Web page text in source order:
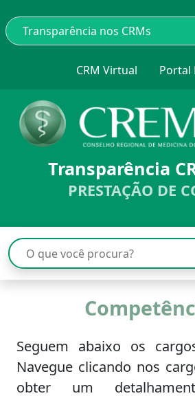
CRM Virtual Portal
Transparência
PRESTAÇÃO DE
Seguem abaixo os
Navegue clicando nos
obter um